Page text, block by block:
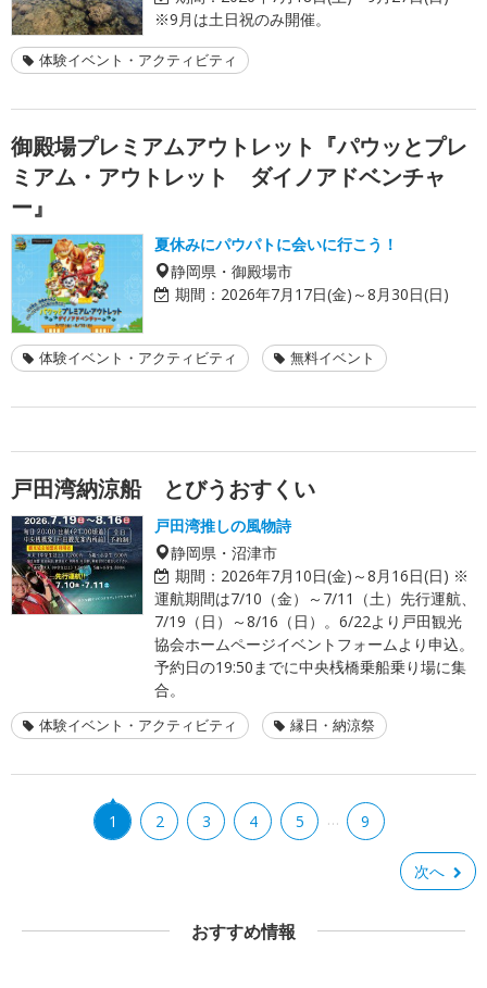
※9月は土日祝のみ開催。
体験イベント・アクティビティ
御殿場プレミアムアウトレット『パウッとプレ
ミアム・アウトレット ダイノアドベンチャ
ー』
夏休みにパウパトに会いに行こう！
静岡県・御殿場市
期間： 2026年7月17日(金)～8月30日(日)
体験イベント・アクティビティ 無料イベント
戸田湾納涼船 とびうおすくい
戸田湾推しの風物詩
静岡県・沼津市
期間： 2026年7月10日(金)～8月16日(日) ※
運航期間は7/10（金）～7/11（土）先行運航、
7/19（日）～8/16（日）。6/22より戸田観光
協会ホームページイベントフォームより申込。
予約日の19:50までに中央桟橋乗船乗り場に集
合。
体験イベント・アクティビティ 縁日・納涼祭
1 2 3 4 5 … 9
次へ
おすすめ情報